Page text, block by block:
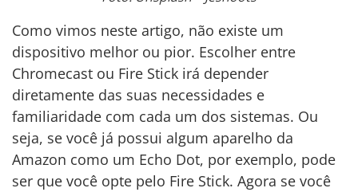
Como vimos neste artigo, não existe um
dispositivo melhor ou pior. Escolher entre
Chromecast ou Fire Stick irá depender
diretamente das suas necessidades e
familiaridade com cada um dos sistemas. Ou
seja, se você já possui algum aparelho da
Amazon como um Echo Dot, por exemplo, pode
ser que você opte pelo Fire Stick. Agora se você